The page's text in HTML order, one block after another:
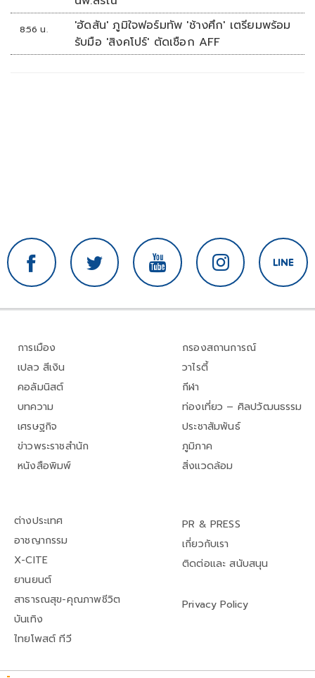
8:56 น.
'ฮัดสัน' ภูมิใจฟอร์มทัพ 'ช้างศึก' เตรียมพร้อม
รับมือ 'สิงคโปร์' ตัดเชือก AFF
การเมือง
เปลว สีเงิน
คอลัมนิสต์
บทความ
เศรษฐกิจ
ข่าวพระราชสำนัก
หนังสือพิมพ์
กรองสถานการณ์
วาไรตี้
กีฬา
ท่องเที่ยว – ศิลปวัฒนธรรม
ประชาสัมพันธ์
ภูมิภาค
สิ่งแวดล้อม
ต่างประเทศ
อาชญากรรม
X-CITE
ยานยนต์
สาธารณสุข-คุณภาพชีวิต
บันเทิง
ไทยโพสต์ ทีวี
PR & PRESS
เกี่ยวกับเรา
ติดต่อและ สนับสนุน
Privacy Policy